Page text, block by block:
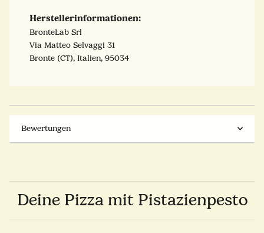
Herstellerinformationen:
BronteLab Srl
Via Matteo Selvaggi 31
Bronte (CT), Italien, 95034
Bewertungen
Deine Pizza mit Pistazienpesto